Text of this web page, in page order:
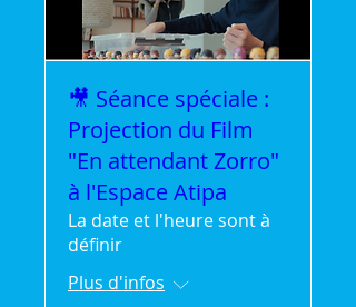
🎥 Séance spéciale :
Projection du Film
"En attendant Zorro"
à l'Espace Atipa
La date et l'heure sont à
définir
Plus d'infos